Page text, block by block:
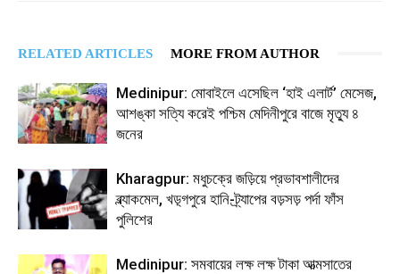
RELATED ARTICLES MORE FROM AUTHOR
Medinipur: মোবাইলে এসেছিল ‘হাই এলার্ট’ মেসেজ,
আশঙ্কা সত্যি করেই পশ্চিম মেদিনীপুরে বাজে মৃত্যু ৪
জনের
Kharagpur: মধুচক্রে জড়িয়ে প্রভাবশালীদের
ব্ল্যাকমেল, খড়্গপুরে হানি-ট্র্যাপের বড়সড় পর্দা ফাঁস
পুলিশের
Medinipur: সমবায়ের লক্ষ লক্ষ টাকা আত্মসাতের